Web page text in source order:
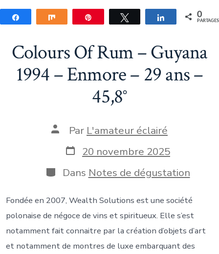
Partagez Partagez Tweetez Partagez 0
PARTAGES
Colours Of Rum – Guyana
1994 – Enmore – 29 ans –
45,8°
Auteur
publication
Par L'amateur éclairé
Date
de
publication
20 novembre 2025
Catégories
Dans Notes de dégustation
Fondée en 2007, Wealth Solutions est une société
polonaise de négoce de vins et spiritueux. Elle s’est
notamment fait connaitre par la création d’objets d’art
et notamment de montres de luxe embarquant des